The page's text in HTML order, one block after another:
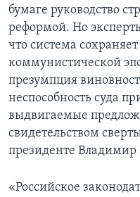
бумаге руководство
реформой. Но
что система
коммунистической
презумпция
неспособность суда
выдвигаемые
свидетельством
президенте Владимир
«Российское